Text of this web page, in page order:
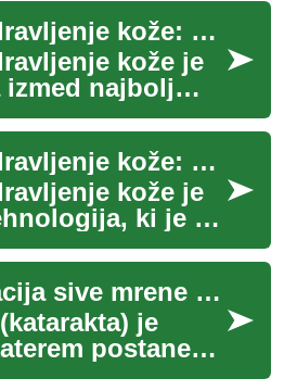
Lasersko zdravljenje kože: Revolucionarna metoda za pomlajevanje in lepoto
kože je
izmed najbolj
in učinkovitih
videza
Lasersko zdravljenje kože: Revolucionarna metoda za pomlajevanje in izboljšanje videza
kože je
ki je v
revolucionirala
in
Kaj je operacija sive mrene in kaj pričakovati
je
postane
leča motna in